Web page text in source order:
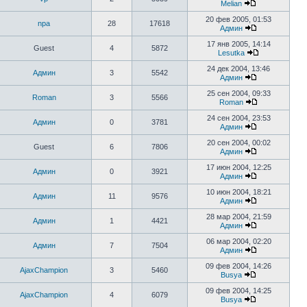
Melian
npa 28 17618
20 фев 2005, 01:53
Админ
Guest 4 5872
17 янв 2005, 14:14
Lesutka
Админ 3 5542
24 дек 2004, 13:46
Админ
Roman 3 5566
25 сен 2004, 09:33
Roman
Админ 0 3781
24 сен 2004, 23:53
Админ
Guest 6 7806
20 сен 2004, 00:02
Админ
Админ 0 3921
17 июн 2004, 12:25
Админ
Админ 11 9576
10 июн 2004, 18:21
Админ
Админ 1 4421
28 мар 2004, 21:59
Админ
Админ 7 7504
06 мар 2004, 02:20
Админ
AjaxChampion 3 5460
09 фев 2004, 14:26
Busya
AjaxChampion 4 6079
09 фев 2004, 14:25
Busya